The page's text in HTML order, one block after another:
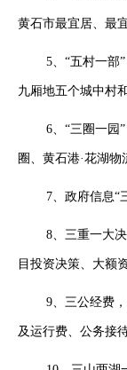
黄石市最宜居、最
5、“五村一部
九厢地五个城中村
6、“三圈一园
圈、黄石港·花湖物
7、政府信息“
8、三重一大
目投资决策、大额
9、三公经费
及运行费、公务接待